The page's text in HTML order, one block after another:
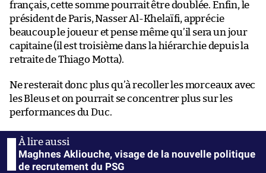
français, cette somme pourrait être doublée. Enfin, le
président de Paris, Nasser Al-Khelaïfi, apprécie
beaucoup le joueur et pense même qu’il sera un jour
capitaine (il est troisième dans la hiérarchie depuis la
retraite de Thiago Motta).
Ne resterait donc plus qu’à recoller les morceaux avec
les Bleus et on pourrait se concentrer plus sur les
performances du Duc.
Maghnes Akliouche, visage de la nouvelle politique
de recrutement du PSG